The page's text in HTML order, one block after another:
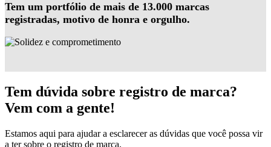
Tem um portfólio de mais de 13.000 marcas
registradas, motivo de honra e orgulho.
Tem dúvida sobre registro de marca?
Vem com a gente!
Estamos aqui para ajudar a esclarecer as dúvidas que você possa vir
a ter sobre o registro de marca.